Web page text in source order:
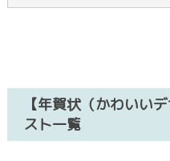
【年賀状（かわいい
スト一覧